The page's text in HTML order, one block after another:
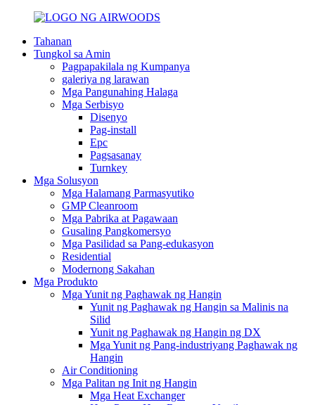
Tahanan
Tungkol sa Amin
Pagpapakilala ng Kumpanya
galeriya ng larawan
Mga Pangunahing Halaga
Mga Serbisyo
Disenyo
Pag-install
Epc
Pagsasanay
Turnkey
Mga Solusyon
Mga Halamang Parmasyutiko
GMP Cleanroom
Mga Pabrika at Pagawaan
Gusaling Pangkomersyo
Mga Pasilidad sa Pang-edukasyon
Residential
Modernong Sakahan
Mga Produkto
Mga Yunit ng Paghawak ng Hangin
Yunit ng Paghawak ng Hangin sa Malinis na
Silid
Yunit ng Paghawak ng Hangin ng DX
Mga Yunit ng Pang-industriyang Paghawak ng
Hangin
Air Conditioning
Mga Palitan ng Init ng Hangin
Mga Heat Exchanger